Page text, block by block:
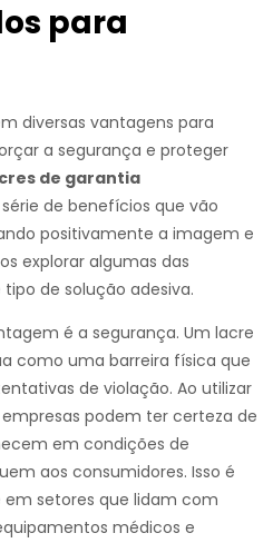
para
diversas vantagens para
a segurança e proteger
de garantia
de benefícios que vão
positivamente a imagem e
explorar algumas das
de solução adesiva.
é a segurança. Um lacre
como uma barreira física que
de violação. Ao utilizar
podem ter certeza de
em condições de
aos consumidores. Isso é
setores que lidam com
médicos e